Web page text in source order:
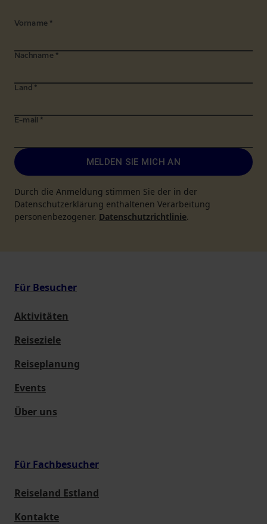
Vorname *
Nachname *
Land *
E-mail *
MELDEN SIE MICH AN
Durch die Anmeldung stimmen Sie der in der
Datenschutzerklärung enthaltenen Verarbeitung
personenbezogener. Datenschutzrichtlinie.
Für Besucher
Aktivitäten
Reiseziele
Reiseplanung
Events
Über uns
Für Fachbesucher
Reiseland Estland
Kontakte